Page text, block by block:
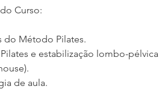
Curso:
do Método Pilates.
e estabilização lombo-pélvica
de aula.